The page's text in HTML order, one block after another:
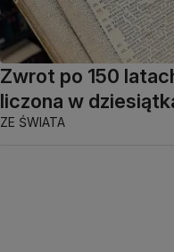
Zwrot po 150
liczona w
ZE ŚWIATA